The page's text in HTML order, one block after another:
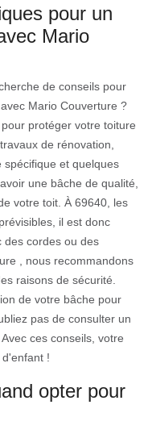
pour un
Mario
de conseils pour
Mario Couverture ?
protéger votre toiture
de rénovation,
spécifique et quelques
une bâche de qualité,
votre toit. À 69640, les
il est donc
des cordes ou des
, nous recommandons
raisons de sécurité.
de votre bâche pour
pas de consulter un
ces conseils, votre
!
opter pour